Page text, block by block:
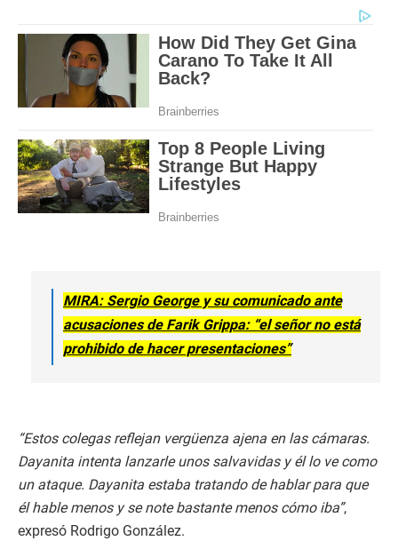
MIRA: Sergio George y su comunicado ante
acusaciones de Farik Grippa: “el señor no está
prohibido de hacer presentaciones”
“Estos colegas reflejan vergüenza ajena en las cámaras.
Dayanita intenta lanzarle unos salvavidas y él lo ve como
un ataque. Dayanita estaba tratando de hablar para que
él hable menos y se note bastante menos cómo iba”,
expresó Rodrigo González.